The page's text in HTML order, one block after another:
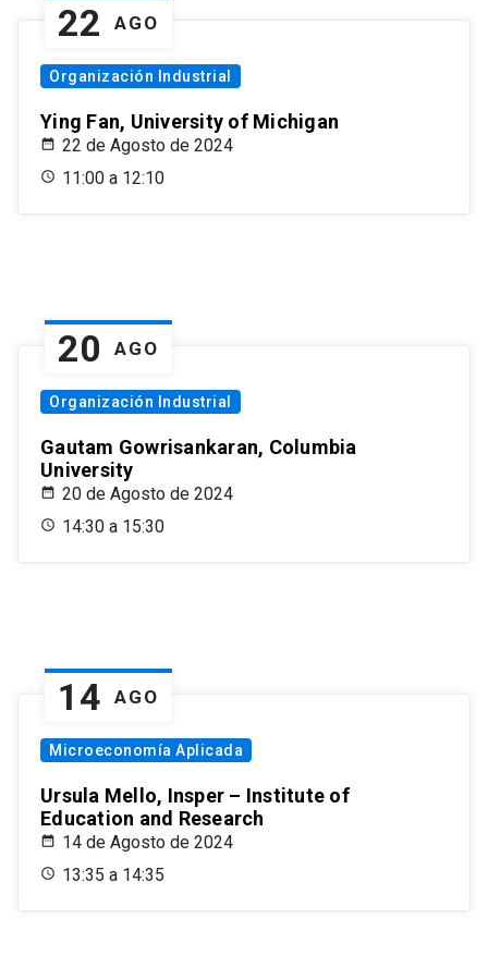
22 AGO
Organización Industrial
Ying Fan, University of Michigan
22 de Agosto de 2024
11:00 a 12:10
20 AGO
Organización Industrial
Gautam Gowrisankaran, Columbia
University
20 de Agosto de 2024
14:30 a 15:30
14 AGO
Microeconomía Aplicada
Ursula Mello, Insper – Institute of
Education and Research
14 de Agosto de 2024
13:35 a 14:35